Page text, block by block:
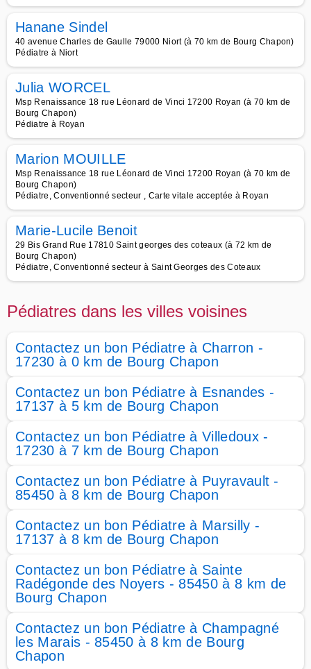
Hanane Sindel
40 avenue Charles de Gaulle 79000 Niort (à 70 km de Bourg Chapon)
Pédiatre à Niort
Julia WORCEL
Msp Renaissance 18 rue Léonard de Vinci 17200 Royan (à 70 km de
Bourg Chapon)
Pédiatre à Royan
Marion MOUILLE
Msp Renaissance 18 rue Léonard de Vinci 17200 Royan (à 70 km de
Bourg Chapon)
Pédiatre, Conventionné secteur , Carte vitale acceptée à Royan
Marie-Lucile Benoit
29 Bis Grand Rue 17810 Saint georges des coteaux (à 72 km de
Bourg Chapon)
Pédiatre, Conventionné secteur à Saint Georges des Coteaux
Pédiatres dans les villes voisines
Contactez un bon Pédiatre à Charron -
17230 à 0 km de Bourg Chapon
Contactez un bon Pédiatre à Esnandes -
17137 à 5 km de Bourg Chapon
Contactez un bon Pédiatre à Villedoux -
17230 à 7 km de Bourg Chapon
Contactez un bon Pédiatre à Puyravault -
85450 à 8 km de Bourg Chapon
Contactez un bon Pédiatre à Marsilly -
17137 à 8 km de Bourg Chapon
Contactez un bon Pédiatre à Sainte
Radégonde des Noyers - 85450 à 8 km de
Bourg Chapon
Contactez un bon Pédiatre à Champagné
les Marais - 85450 à 8 km de Bourg
Chapon